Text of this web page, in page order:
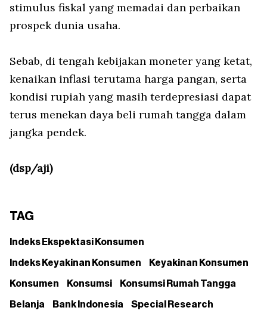
stimulus fiskal yang memadai dan perbaikan
prospek dunia usaha.
Sebab, di tengah kebijakan moneter yang ketat,
kenaikan inflasi terutama harga pangan, serta
kondisi rupiah yang masih terdepresiasi dapat
terus menekan daya beli rumah tangga dalam
jangka pendek.
(dsp/aji)
TAG
Indeks Ekspektasi Konsumen
Indeks Keyakinan Konsumen Keyakinan Konsumen
Konsumen Konsumsi Konsumsi Rumah Tangga
Belanja Bank Indonesia Special Research